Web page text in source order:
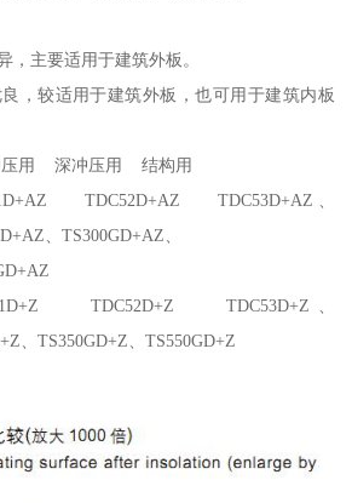
，主要适用于建筑外板。
，较适用于建筑外板，也可用于建筑内板
用 深冲压用 结构用
TDC52D+AZ TDC53D+AZ、
、TS300GD+AZ、
TDC52D+Z TDC53D+Z、
、TS350GD+Z、TS550GD+Z